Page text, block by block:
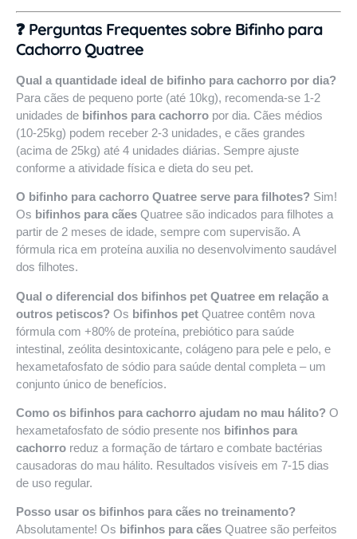
❓ Perguntas Frequentes sobre Bifinho para
Cachorro Quatree
Qual a quantidade ideal de bifinho para cachorro por dia?
Para cães de pequeno porte (até 10kg), recomenda-se 1-2
unidades de bifinhos para cachorro por dia. Cães médios
(10-25kg) podem receber 2-3 unidades, e cães grandes
(acima de 25kg) até 4 unidades diárias. Sempre ajuste
conforme a atividade física e dieta do seu pet.
O bifinho para cachorro Quatree serve para filhotes? Sim!
Os bifinhos para cães Quatree são indicados para filhotes a
partir de 2 meses de idade, sempre com supervisão. A
fórmula rica em proteína auxilia no desenvolvimento saudável
dos filhotes.
Qual o diferencial dos bifinhos pet Quatree em relação a
outros petiscos? Os bifinhos pet Quatree contêm nova
fórmula com +80% de proteína, prebiótico para saúde
intestinal, zeólita desintoxicante, colágeno para pele e pelo, e
hexametafosfato de sódio para saúde dental completa – um
conjunto único de benefícios.
Como os bifinhos para cachorro ajudam no mau hálito? O
hexametafosfato de sódio presente nos bifinhos para
cachorro reduz a formação de tártaro e combate bactérias
causadoras do mau hálito. Resultados visíveis em 7-15 dias
de uso regular.
Posso usar os bifinhos para cães no treinamento?
Absolutamente! Os bifinhos para cães Quatree são perfeitos